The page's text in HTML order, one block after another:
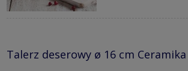
Talerz deserowy ø 16 cm Ceramika